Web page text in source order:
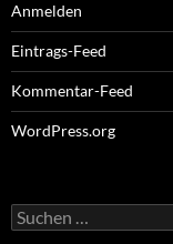
Anmelden
Eintrags-Feed
Kommentar-Feed
WordPress.org
Suchen
nach: